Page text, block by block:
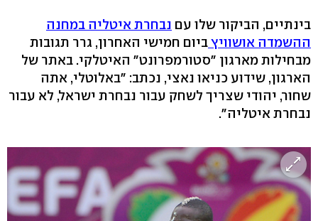
בינתיים, הביקור שלו עם נבחרת איטליה במחנה
ההשמדה אושוויץביום חמישי האחרון, גרר תגובות
מבחילות מארגון "סטורמפרונט" האיטלקי. באתר של
הארגון, שידוע כניאו נאצי, נכתב: "באלוטלי, אתה
שחור, יהודי שצריך לשחק עבור נבחרת ישראל, לא עבור
נבחרת איטליה".